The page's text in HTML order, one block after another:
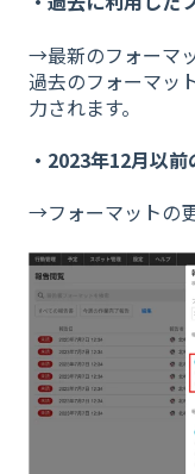
→最新のフォーマ
過去のフォーマッ
力されます。
・2023年12月以
→フォーマットの